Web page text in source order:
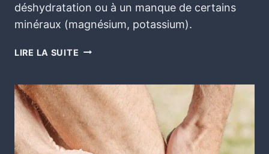
déshydratation ou à un manque de certains
minéraux (magnésium, potassium).
LIRE LA SUITE